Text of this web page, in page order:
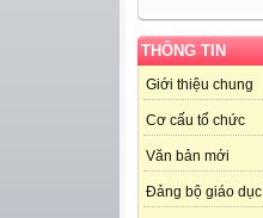
THÔNG TIN
Giới thiệu chung
Cơ cấu tổ chức
Văn bản mới
Đảng bộ giáo dục